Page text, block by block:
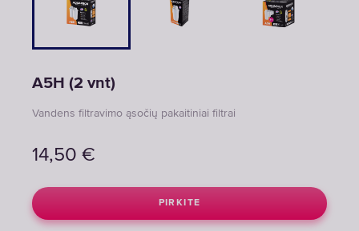
A5H (2 vnt)
Vandens filtravimo ąsočių pakaitiniai filtrai
14,50 €
PIRKITE